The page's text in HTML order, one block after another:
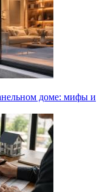
доме: мифы и